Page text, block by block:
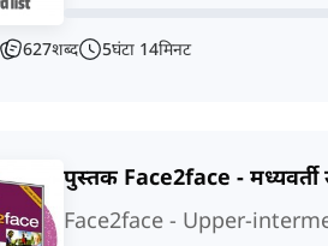
627शब्द 5घंटा 14मिनट
पुस्तक Face2face - मध्यवर्ती
Face2face - Upper-